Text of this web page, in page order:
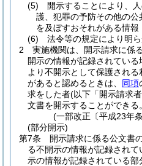
(5)
開示することにより、
護、犯罪の予防その他の
を及ぼすおそれがある情報
(6)
法令等の規定により明
2
実施機関は、開示請求に係
開示の情報が記録されている
より不開示として保護され
があると認めるときは、 同項
求をした者(以下「開示請求
文書を開示することができる。
(一部改正〔平成23年
(部分開示)
第7条
開示請求に係る公文書
る不開示の情報が記録され
示の情報が記録されている